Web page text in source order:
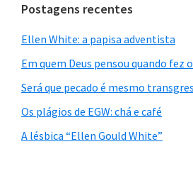
Postagens recentes
Ellen White: a papisa adventista
Em quem Deus pensou quando fez
Será que pecado é mesmo
Os plágios de EGW: chá e café
A lésbica “Ellen Gould White”